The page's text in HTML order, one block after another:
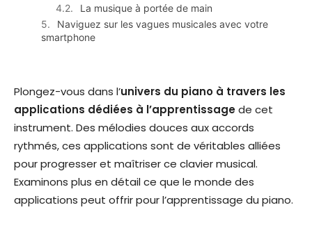
La musique à portée de main
Naviguez sur les vagues musicales avec votre
smartphone
Plongez-vous dans l’univers du piano à travers les
applications dédiées à l’apprentissagede cet
instrument. Des mélodies douces aux accords
rythmés, ces applications sont de véritables alliées
pour progresser et maîtriser ce clavier musical.
Examinons plus en détail ce que le monde des
applications peut offrir pour l’apprentissage du piano.